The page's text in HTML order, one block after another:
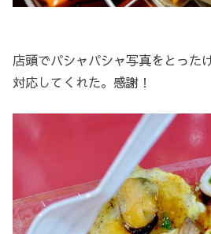
店頭でパシャパシャ写真をとった
対応してくれた。感謝！